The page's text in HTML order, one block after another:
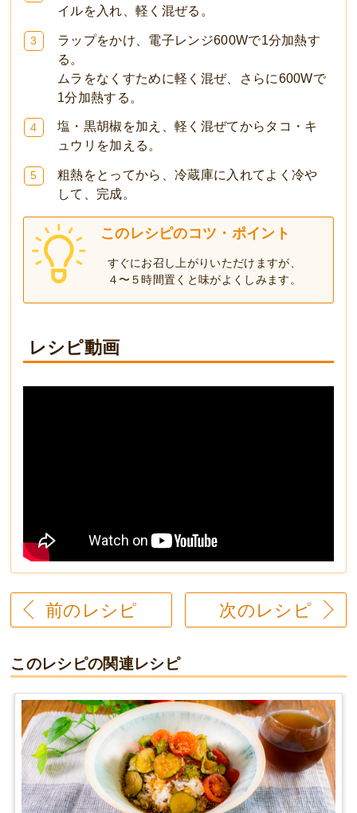
イルを入れ、軽く混ぜる。
3
ラップをかけ、電子レンジ600Wで1分加熱す
る。
ムラをなくすために軽く混ぜ、さらに600Wで
1分加熱する。
4
塩・黒胡椒を加え、軽く混ぜてからタコ・キ
ュウリを加える。
5
粗熱をとってから、冷蔵庫に入れてよく冷や
して、完成。
このレシピのコツ・ポイント
すぐにお召し上がりいただけますが、
４〜５時間置くと味がよくしみます。
レシピ動画
前のレシピ 次のレシピ
このレシピの関連レシピ